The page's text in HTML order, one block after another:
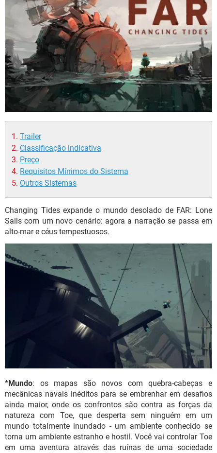
Trailer
Classificação indicativa
Preço
Requisitos Mínimos do Sistema
Outros Sistemas
Changing Tides expande o mundo desolado de FAR: Lone
Sails com um novo cenário: agora a narração se passa em
alto-mar e céus tempestuosos.
*Mundo: os mapas são novos com quebra-cabeças e
mecânicas navais inéditos para se embrenhar em desafios
ainda maior, onde os confrontos são contra as forças da
natureza com Toe, que desperta sem ninguém em um
mundo totalmente inundado - um ambiente conhecido se
torna um ambiente estranho e hostil. Você vai controlar Toe
em uma aventura através das ruínas de uma sociedade